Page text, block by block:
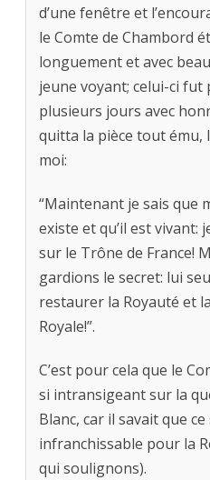
d’une fenêtre et
le Comte de Chambord
longuement et avec
jeune voyant; celui-ci
plusieurs jours avec
quitta la pièce tout ému,
moi:
“Maintenant je sais que
existe et qu’il est vivant:
sur le Trône de France!
gardions le secret: lui
restaurer la Royauté et
Royale!”.
C’est pour cela que le
si intransigeant sur la
Blanc, car il savait que
infranchissable pour la
qui soulignons).